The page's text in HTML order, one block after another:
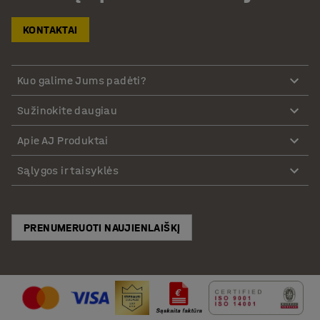
KONTAKTAI
Kuo galime Jums padėti?
Sužinokite daugiau
Apie AJ Produktai
Sąlygos ir taisyklės
PRENUMERUOTI NAUJIENLAIŠKĮ